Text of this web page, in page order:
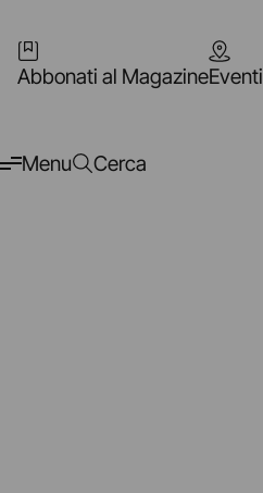
Abbonati al MagazineEventi
Menu Cerca